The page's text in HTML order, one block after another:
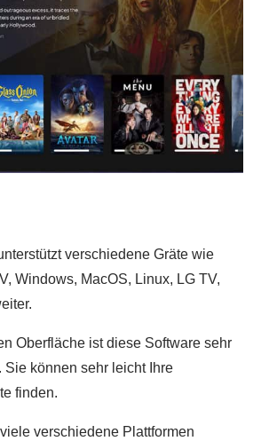
verschiedene Gräte wie
Windows, MacOS, Linux, LG TV,
Oberfläche ist diese Software sehr
Sie können sehr leicht Ihre
finden.
verschiedene Plattformen